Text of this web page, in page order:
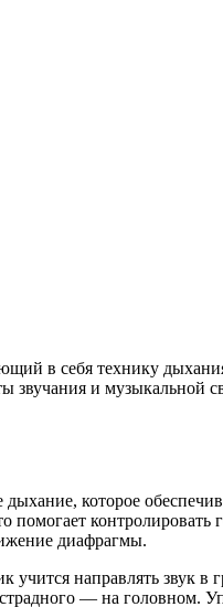
в себя технику
звучания и музыкальной
которое
контролировать
диафрагмы.
направлять звук
— на головном.